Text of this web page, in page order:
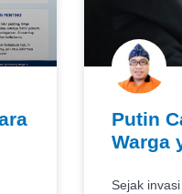
Putin
Warga
Sejak